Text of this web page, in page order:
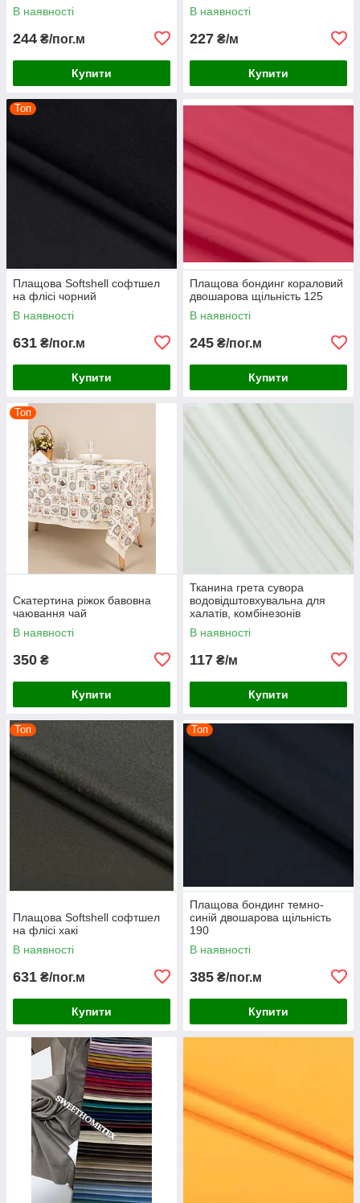
В наявності
244 ₴/пог.м
Купити
бронежилетів
розвантажувань плеча
В наявності
227 ₴/м
Купити
Топ
Плащова Softshell софтшел
на флісі чорний
В наявності
631 ₴/пог.м
Купити
Плащова бондинг кораловий
двошарова щільність 125
В наявності
245 ₴/пог.м
Купити
Топ
Скатертина ріжок бавовна
чаювання чай
В наявності
350 ₴
Купити
Тканина грета сувора
водовідштовхувальна для
халатів, комбінезонів
спецодягу, костюмів, роби
В наявності
117 ₴/м
Купити
Топ
Плащова Softshell софтшел
на флісі хакі
В наявності
631 ₴/пог.м
Купити
Топ
Плащова бондинг темно-
синій двошарова щільність
190
В наявності
385 ₴/пог.м
Купити